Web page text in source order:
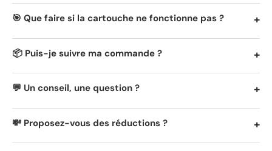
🎯 Que faire si la cartouche ne fonctionne pas ?
📦 Puis-je suivre ma commande ?
💬 Un conseil, une question ?
💸 Proposez-vous des réductions ?